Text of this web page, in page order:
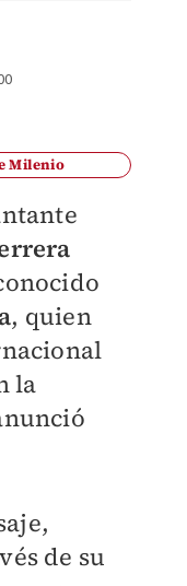
Milenio
, quien
la
de su